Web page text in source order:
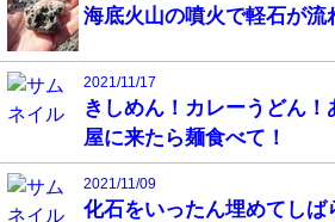
海底火山の噴火で軽石が流
2021/11/17
きしめん！カレーうどん
屋に来たら麺食べて！
2021/11/09
化石をいったん埋めてしば